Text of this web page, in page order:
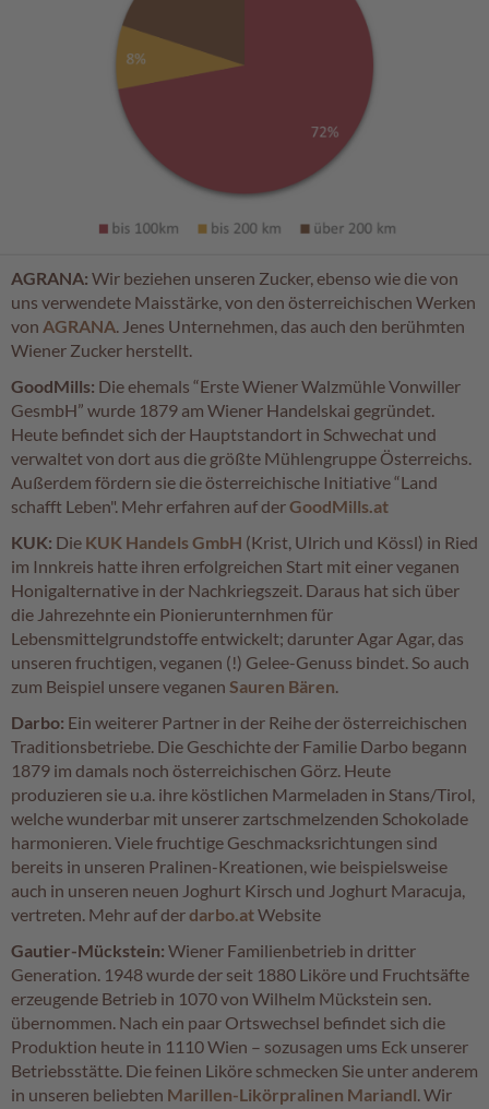
g
e
l
n
M
o
z
r
t
k
u
g
e
l
n
L
i
ö
r
p
a
l
i
n
e
n
Ö
s
t
e
r
e
i
AGRANA: Wir beziehen unseren Zucker, ebenso wie die von
uns verwendete Maisstärke, von den österreichischen Werken
von AGRANA. Jenes Unternehmen, das auch den berühmten
Wiener Zucker herstellt.
GoodMills: Die ehemals “Erste Wiener Walzmühle Vonwiller
GesmbH” wurde 1879 am Wiener Handelskai gegründet.
Heute befindet sich der Hauptstandort in Schwechat und
verwaltet von dort aus die größte Mühlengruppe Österreichs.
Außerdem fördern sie die österreichische Initiative “Land
schafft Leben". Mehr erfahren auf derGoodMills.at
KUK: Die KUK Handels GmbH (Krist, Ulrich und Kössl) in Ried
im Innkreis hatte ihren erfolgreichen Start mit einer veganen
Honigalternative in der Nachkriegszeit. Daraus hat sich über
die Jahrezehnte ein Pionierunternhmen für
Lebensmittelgrundstoffe entwickelt; darunter Agar Agar, das
unseren fruchtigen, veganen (!) Gelee-Genuss bindet. So auch
zum Beispiel unsere veganen Sauren Bären.
Darbo: Ein weiterer Partner in der Reihe der österreichischen
Traditionsbetriebe. Die Geschichte der Familie Darbo begann
1879 im damals noch österreichischen Görz. Heute
produzieren sie u.a. ihre köstlichen Marmeladen in Stans/Tirol,
welche wunderbar mit unserer zartschmelzenden Schokolade
harmonieren. Viele fruchtige Geschmacksrichtungen sind
bereits in unseren Pralinen-Kreationen, wie beispielsweise
auch in unseren neuen Joghurt Kirsch und Joghurt Maracuja,
vertreten. Mehr auf derdarbo.atWebsite
Gautier-Mückstein: Wiener Familienbetrieb in dritter
Generation. 1948 wurde der seit 1880 Liköre und Fruchtsäfte
erzeugende Betrieb in 1070 von Wilhelm Mückstein sen.
übernommen. Nach ein paar Ortswechsel befindet sich die
Produktion heute in 1110 Wien – sozusagen ums Eck unserer
Betriebsstätte. Die feinen Liköre schmecken Sie unter anderem
in unseren beliebten Marillen-Likörpralinen Mariandl. Wir